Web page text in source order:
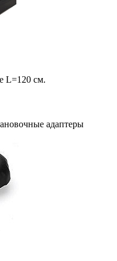
L=120 см.
адаптеры